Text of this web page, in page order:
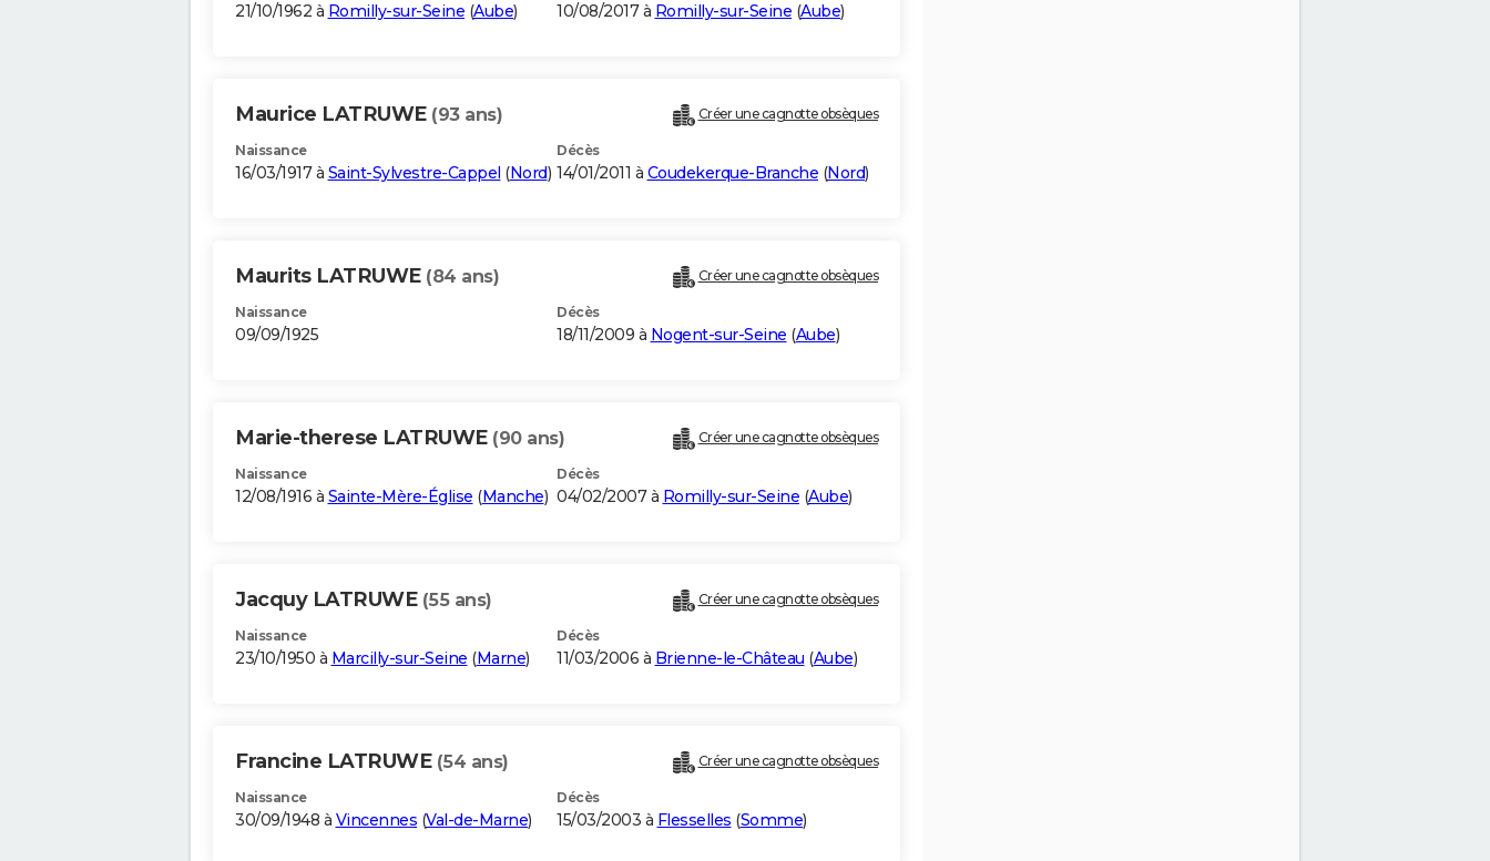
21/10/1962 à Romilly-sur-Seine (Aube) 10/08/2017 à Romilly-sur-Seine (Aube)
Maurice LATRUWE (93 ans) Créer une cagnotte obsèques
Naissance
16/03/1917 à Saint-Sylvestre-Cappel (Nord)
Décès
14/01/2011 à Coudekerque-Branche (Nord)
Maurits LATRUWE (84 ans) Créer une cagnotte obsèques
Naissance
09/09/1925
Décès
18/11/2009 à Nogent-sur-Seine (Aube)
Marie-therese LATRUWE (90 ans) Créer une cagnotte obsèques
Naissance
12/08/1916 à Sainte-Mère-Église (Manche)
Décès
04/02/2007 à Romilly-sur-Seine (Aube)
Jacquy LATRUWE (55 ans) Créer une cagnotte obsèques
Naissance
23/10/1950 à Marcilly-sur-Seine (Marne)
Décès
11/03/2006 à Brienne-le-Château (Aube)
Francine LATRUWE (54 ans) Créer une cagnotte obsèques
Naissance
30/09/1948 à Vincennes (Val-de-Marne)
Décès
15/03/2003 à Flesselles (Somme)